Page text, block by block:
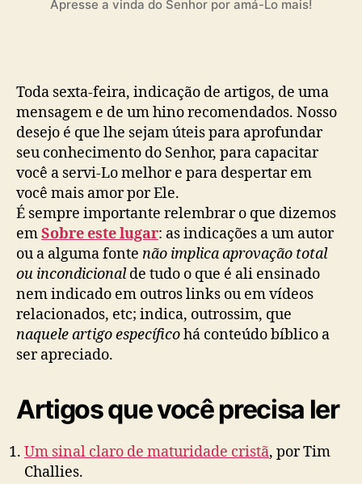
(
2
)
Apresse a vinda do Senhor por amá-Lo mais!
Toda sexta-feira, indicação de artigos, de uma
mensagem e de um hino recomendados. Nosso
desejo é que lhe sejam úteis para aprofundar
seu conhecimento do Senhor, para capacitar
você a servi-Lo melhor e para despertar em
você mais amor por Ele.
É sempre importante relembrar o que dizemos
emSobre este lugar: as indicações a um autor
ou a alguma fonte não implica aprovação total
ou incondicionalde tudo o que é ali ensinado
nem indicado em outros links ou em vídeos
relacionados, etc; indica, outrossim, que
naquele artigo específicohá conteúdo bíblico a
ser apreciado.
Artigos que você precisa ler
Um sinal claro de maturidade cristã, por Tim
Challies.